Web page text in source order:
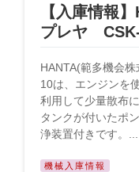
【入庫情報
プレヤ
HANTA(範多機会
10は、エンジンを
利用して少量散布
タンクが付いたポ
浄装置付きです。...
機械入庫情報